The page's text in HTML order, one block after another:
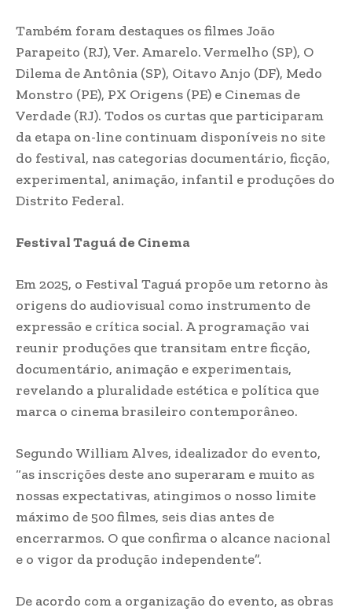
Também foram destaques os filmes João
Parapeito (RJ), Ver. Amarelo. Vermelho (SP), O
Dilema de Antônia (SP), Oitavo Anjo (DF), Medo
Monstro (PE), PX Origens (PE) e Cinemas de
Verdade (RJ). Todos os curtas que participaram
da etapa on-line continuam disponíveis no site
do festival, nas categorias documentário, ficção,
experimental, animação, infantil e produções do
Distrito Federal.
Festival Taguá de Cinema
Em 2025, o Festival Taguá propõe um retorno às
origens do audiovisual como instrumento de
expressão e crítica social. A programação vai
reunir produções que transitam entre ficção,
documentário, animação e experimentais,
revelando a pluralidade estética e política que
marca o cinema brasileiro contemporâneo.
Segundo William Alves, idealizador do evento,
“as inscrições deste ano superaram e muito as
nossas expectativas, atingimos o nosso limite
máximo de 500 filmes, seis dias antes de
encerrarmos. O que confirma o alcance nacional
e o vigor da produção independente”.
De acordo com a organização do evento, as obras